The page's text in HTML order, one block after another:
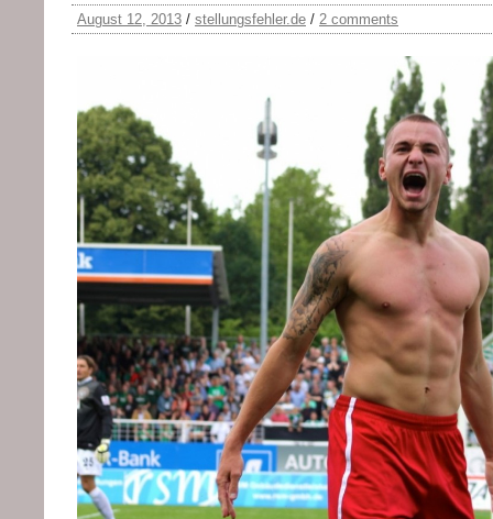
August 12, 2013 / stellungsfehler.de / 2 comments